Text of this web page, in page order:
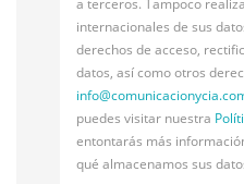
a terceros. Tampoco
internacionales de sus
derechos de acceso,
datos, así como otros
info@
puedes visitar nuestra
entontarás más
qué almacenamos sus